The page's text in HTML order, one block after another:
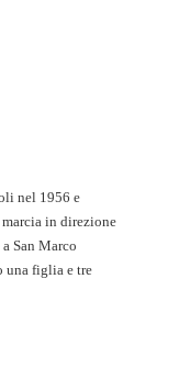
nel 1956 e
in direzione
San Marco
una figlia e tre